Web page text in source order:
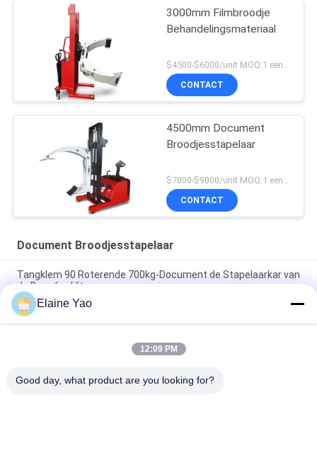
3000mm Filmbroodje
Behandelingsmateriaal
CONTACT
4500mm Document
Broodjesstapelaar
CONTACT
Document Broodjesstapelaar
Tangklem 90 Roterende 700kg-Document de Stapelaarkar van
de Broodjeslift
1000mm 1 de Stoffenbroodje van de Stadiummast 500kg Kar
van het Behandelingsmateriaal
Gemotoriseerde Elektrische de Stapelaarkeerder van 2.2kw
Elaine Yao
12:09 PM
Good day, what product are you looking for?